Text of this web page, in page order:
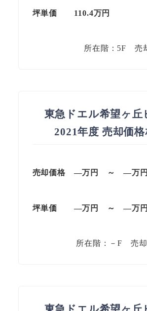
坪単価 110.4万円
所在階：5F 売
東急ドエル希望ヶ丘
2021年度 売却価
売却価格 —万円 ～ —万円
坪単価 —万円 ～—万円
所在階：－F 売
東急ドエル希望ヶ丘